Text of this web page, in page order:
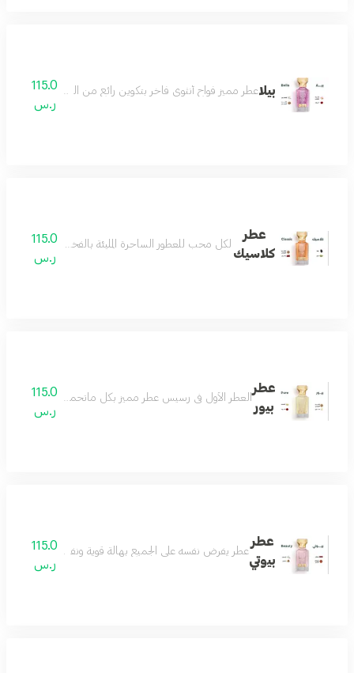
بيلاعطر مميز فواح أنثوي فاخر بتكوين رائع من الورد
115.0
ر.س
عطر
كلاسيك
لكل محب للعطور الساحرة المليئة بالفخامة والرقيّ
115.0
ر.س
عطر
بيور
العطر الأول في رسيس عطر مميز بكل ماتحمله الكلمة
115.0
ر.س
عطر
بيوتي
عطر يفرض نفسه على الجميع بهالة قوية ونفاذة تسحر كل
115.0
ر.س